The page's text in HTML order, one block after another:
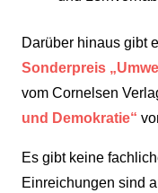
Darüber hinaus gibt
Sonderpreis
vom Cornelsen
und Demokratie“
Es gibt keine
Einreichungen sind